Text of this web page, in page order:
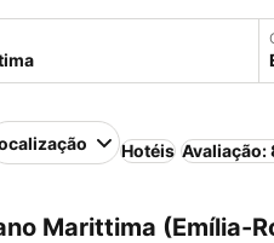
Hotéis Avaliação:
Marittima (Emília-